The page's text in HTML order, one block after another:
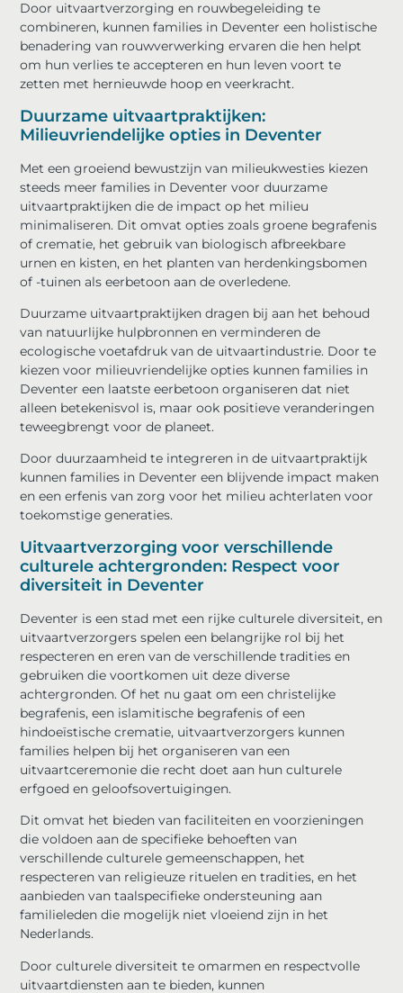
Door uitvaartverzorging en rouwbegeleiding te
combineren, kunnen families in Deventer een holistische
benadering van rouwverwerking ervaren die hen helpt
om hun verlies te accepteren en hun leven voort te
zetten met hernieuwde hoop en veerkracht.
Duurzame uitvaartpraktijken:
Milieuvriendelijke opties in Deventer
Met een groeiend bewustzijn van milieukwesties kiezen
steeds meer families in Deventer voor duurzame
uitvaartpraktijken die de impact op het milieu
minimaliseren. Dit omvat opties zoals groene begrafenis
of crematie, het gebruik van biologisch afbreekbare
urnen en kisten, en het planten van herdenkingsbomen
of -tuinen als eerbetoon aan de overledene.
Duurzame uitvaartpraktijken dragen bij aan het behoud
van natuurlijke hulpbronnen en verminderen de
ecologische voetafdruk van de uitvaartindustrie. Door te
kiezen voor milieuvriendelijke opties kunnen families in
Deventer een laatste eerbetoon organiseren dat niet
alleen betekenisvol is, maar ook positieve veranderingen
teweegbrengt voor de planeet.
Door duurzaamheid te integreren in de uitvaartpraktijk
kunnen families in Deventer een blijvende impact maken
en een erfenis van zorg voor het milieu achterlaten voor
toekomstige generaties.
Uitvaartverzorging voor verschillende
culturele achtergronden: Respect voor
diversiteit in Deventer
Deventer is een stad met een rijke culturele diversiteit, en
uitvaartverzorgers spelen een belangrijke rol bij het
respecteren en eren van de verschillende tradities en
gebruiken die voortkomen uit deze diverse
achtergronden. Of het nu gaat om een christelijke
begrafenis, een islamitische begrafenis of een
hindoeïstische crematie, uitvaartverzorgers kunnen
families helpen bij het organiseren van een
uitvaartceremonie die recht doet aan hun culturele
erfgoed en geloofsovertuigingen.
Dit omvat het bieden van faciliteiten en voorzieningen
die voldoen aan de specifieke behoeften van
verschillende culturele gemeenschappen, het
respecteren van religieuze rituelen en tradities, en het
aanbieden van taalspecifieke ondersteuning aan
familieleden die mogelijk niet vloeiend zijn in het
Nederlands.
Door culturele diversiteit te omarmen en respectvolle
uitvaartdiensten aan te bieden, kunnen